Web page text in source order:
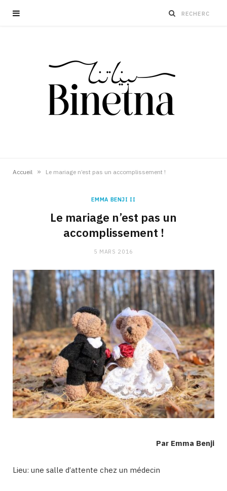
Accueil » Le mariage n’est pas un accomplissement !
EMMA BENJI II
Le mariage n’est pas un
accomplissement !
5 MARS 2016
Par Emma Benji
Lieu: une salle d’attente chez un médecin